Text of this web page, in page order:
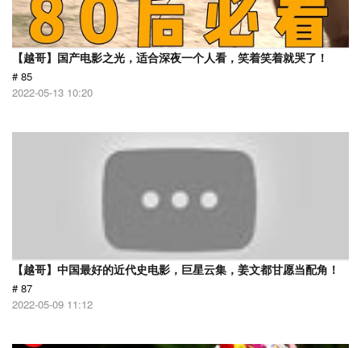
【越哥】国产电影之光，适合深夜一个人看，笑着笑着就哭了！
# 85
2022-05-13 10:20
【越哥】中国最好的近代史电影，巨星云集，姜文都甘愿当配角！
# 87
2022-05-09 11:12